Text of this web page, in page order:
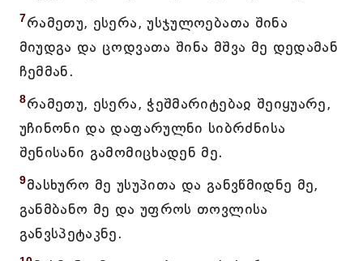
7რამეთუ, ესერა, უსჯულოებათა შინა
მიუდგა და ცოდვათა შინა მშვა მე დედამან
ჩემმან.
8რამეთუ, ესერა, ჭეშმარიტებაჲ შეიყუარე,
უჩინონი და დაფარულნი სიბრძნისა
შენისანი გამომიცხადენ მე.
9მასხურო მე უსუპითა და განვწმიდნე მე,
განმბანო მე და უფროს თოვლისა
განვსპეტაკნე.